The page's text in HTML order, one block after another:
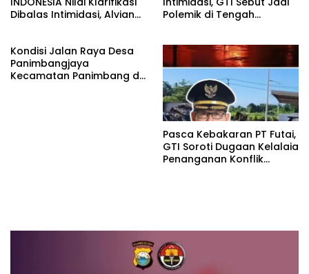
Dibalas Intimidasi, Alvian
KUHAP pasal 108 ayat 1
Polemik di Tengah
Kondisi Jalan Raya Desa
Panimbangjaya
Kecamatan Panimbang di
Pasca Kebakaran PT Futai,
GTI Soroti Dugaan Kelalaia
Penanganan Konflik